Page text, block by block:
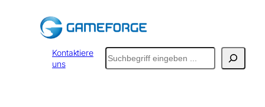
Kontaktiere
uns
Suchen